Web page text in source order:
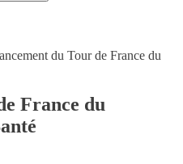
du Tour de France du
France du